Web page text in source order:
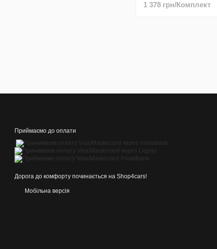
1 378 грн/Комплект
Приймаємо до оплати
Дорога до комфорту починається на Shop4cars!
Мобільна версія